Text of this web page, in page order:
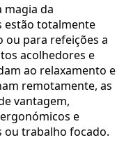
magia da
estão totalmente
ou para refeições a
acolhedores e
ao relaxamento e
remotamente, as
vantagem,
e
ou trabalho focado.